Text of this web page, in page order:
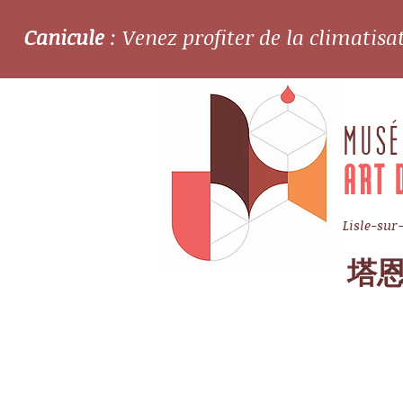
Canicule : Venez profiter de la
Lisle-
ART
塔